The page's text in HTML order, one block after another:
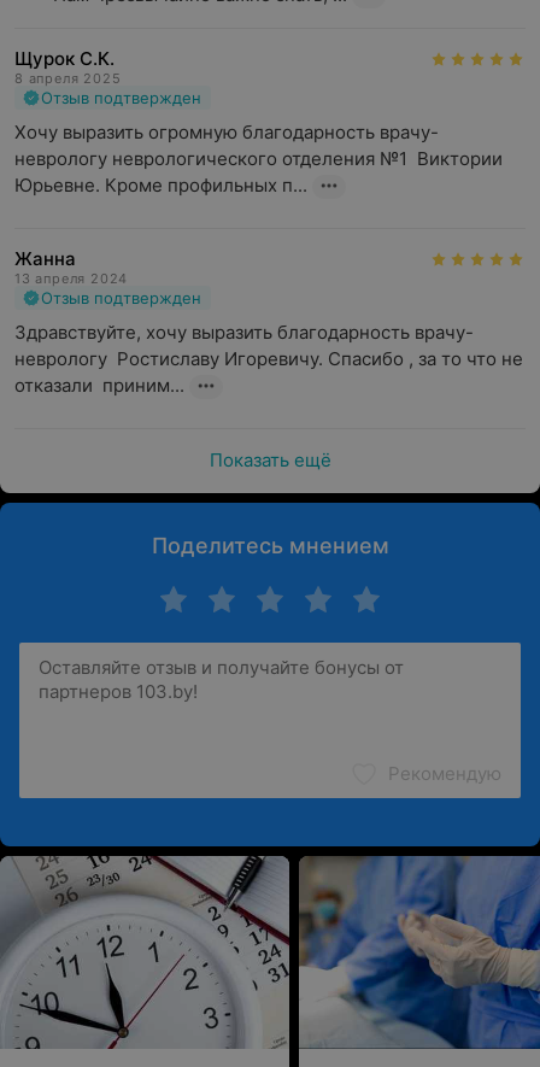
Щурок С.К.
8 апреля 2025
Отзыв подтвержден
Хочу выразить огромную благодарность врачу-
неврологу неврологического отделения №1  Виктории
Юрьевне. Кроме профильных п...
Жанна
13 апреля 2024
Отзыв подтвержден
Здравствуйте, хочу выразить благодарность врачу-
неврологу  Ростиславу Игоревичу. Спасибо , за то что не
отказали  приним...
Показать ещё
Поделитесь мнением
Рекомендую